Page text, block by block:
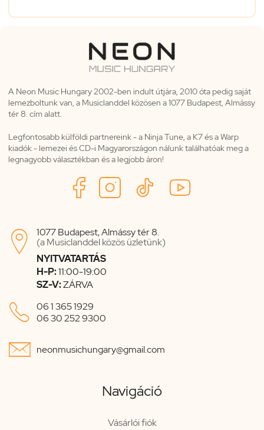
A Neon Music Hungary 2002-ben indult útjára, 2010 óta pedig saját
lemezboltunk van, a Musiclanddel közösen a 1077 Budapest, Almássy
tér 8. cím alatt.
Legfontosabb külföldi partnereink - a Ninja Tune, a K7 és a Warp
kiadók - lemezei és CD-i Magyarországon nálunk találhatóak meg a
legnagyobb választékban és a legjobb áron!

1077 Budapest, Almássy tér 8.
(a Musiclanddel közös üzletünk)
NYITVATARTÁS
H-P:11:00-19:00
SZ-V:ZÁRVA
 06 1 365 1929
06 30 252 9300
 neonmusichungary@gmail.com
Navigáció
Vásárlói fiók